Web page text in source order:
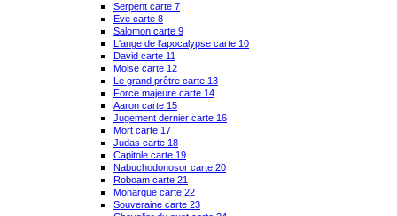
Serpent carte 7
Eve carte 8
Salomon carte 9
L'ange de l'apocalypse carte 10
David carte 11
Moise carte 12
Le grand prêtre carte 13
Force majeure carte 14
Aaron carte 15
Jugement dernier carte 16
Mort carte 17
Judas carte 18
Capitole carte 19
Nabuchodonosor carte 20
Roboam carte 21
Monarque carte 22
Souveraine carte 23